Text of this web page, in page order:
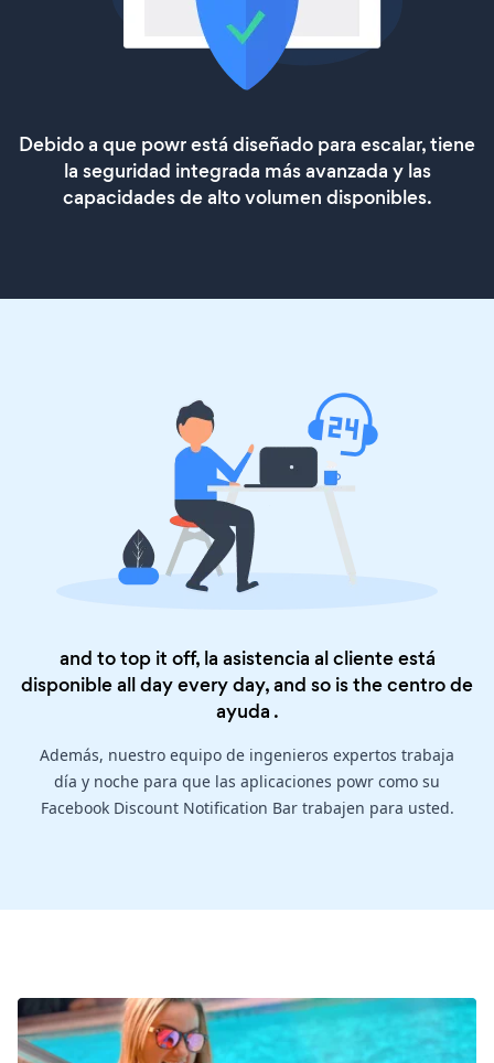
Debido a que powr está diseñado para escalar, tiene
la seguridad integrada más avanzada y las
capacidades de alto volumen disponibles.
and to top it off, la asistencia al cliente está
disponible all day every day, and so is thecentro de
ayuda .
Además, nuestro equipo de ingenieros expertos trabaja
día y noche para que las aplicaciones powr como su
Facebook Discount Notification Bar trabajen para usted.